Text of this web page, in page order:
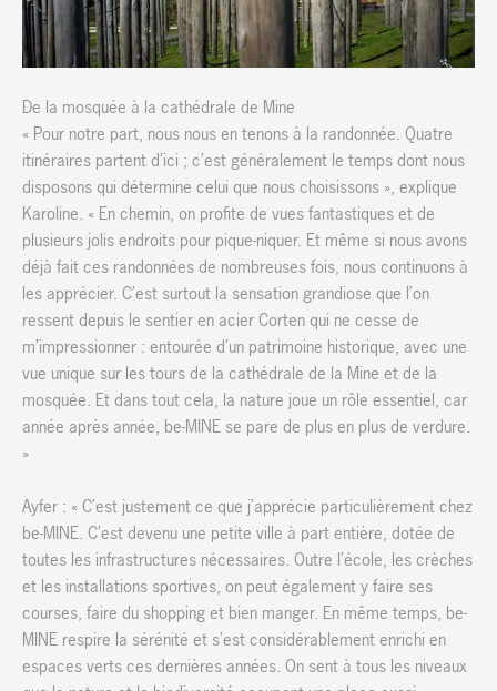
De la mosquée à la cathédrale de Mine
« Pour notre part, nous nous en tenons à la randonnée. Quatre
itinéraires partent d’ici ; c’est généralement le temps dont nous
disposons qui détermine celui que nous choisissons », explique
Karoline. « En chemin, on profite de vues fantastiques et de
plusieurs jolis endroits pour pique-niquer. Et même si nous avons
déjà fait ces randonnées de nombreuses fois, nous continuons à
les apprécier. C’est surtout la sensation grandiose que l’on
ressent depuis le sentier en acier Corten qui ne cesse de
m’impressionner : entourée d’un patrimoine historique, avec une
vue unique sur les tours de la cathédrale de la Mine et de la
mosquée. Et dans tout cela, la nature joue un rôle essentiel, car
année après année, be-MINE se pare de plus en plus de verdure.
»
Ayfer : « C’est justement ce que j’apprécie particulièrement chez
be-MINE. C’est devenu une petite ville à part entière, dotée de
toutes les infrastructures nécessaires. Outre l’école, les crèches
et les installations sportives, on peut également y faire ses
courses, faire du shopping et bien manger. En même temps, be-
MINE respire la sérénité et s’est considérablement enrichi en
espaces verts ces dernières années. On sent à tous les niveaux